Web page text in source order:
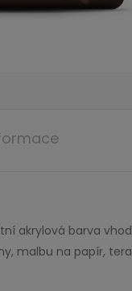
akrylová barva
malbu na papír,